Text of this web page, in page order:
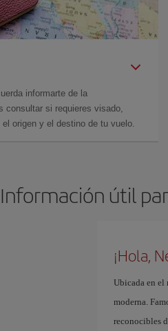
informarte de la
consultar si requieres visado,
origen y el destino de tu vuelo.
Información útil
¡Hola,
Ubicada en el
moderna.
reconocibles